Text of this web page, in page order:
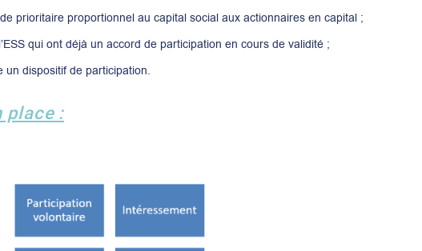
prioritaire proportionnel au capital social aux actionnaires en capital ;
qui ont déjà un accord de participation en cours de validité ;
un dispositif de participation.
place :